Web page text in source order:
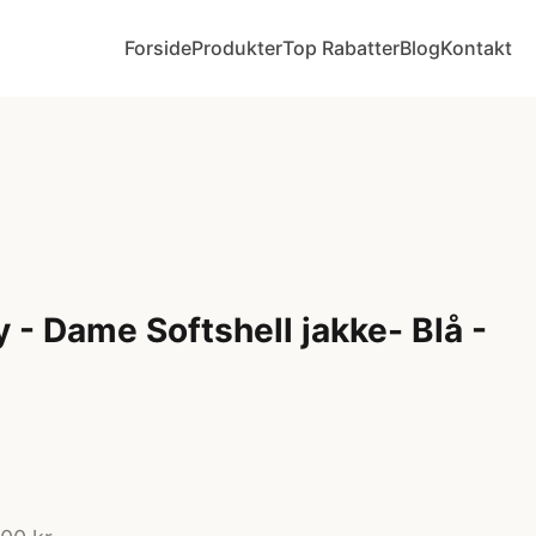
ForsideProdukterTop RabatterBlogKontakt
- Dame Softshell jakke- Blå -